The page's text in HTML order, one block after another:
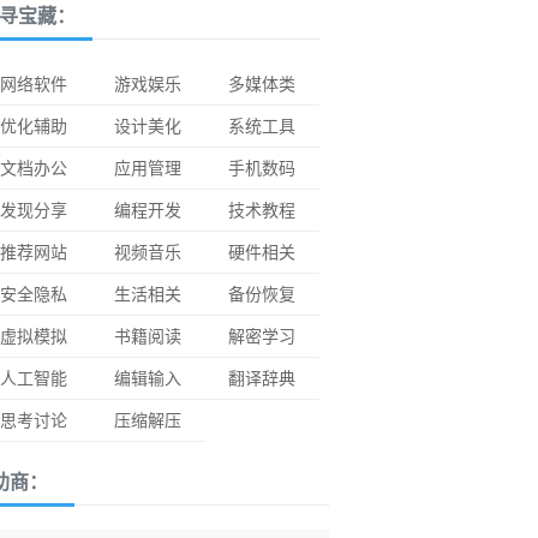
宝藏：
网络软件 游戏娱乐
多媒体类
优化辅助
设计美化
系统工具
文档办公
应用管理
手机数码
发现分享
编程开发
技术教程
推荐网站
视频音乐
硬件相关
安全隐私
生活相关
备份恢复
虚拟模拟
书籍阅读
解密学习
人工智能
编辑输入
翻译辞典
思考讨论
压缩解压
商：